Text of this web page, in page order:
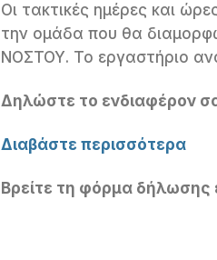
Οι τακτικές ημέρες και
την ομάδα που θα
ΝΟΣΤΟΥ. Το εργαστήριο
Δηλώστε το ενδιαφέρον
Διαβάστε περισσότερα
Βρείτε τη φόρμα δήλωσης